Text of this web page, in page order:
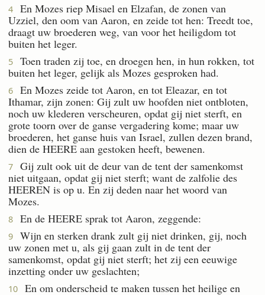
4
En Mozes riep Misael en Elzafan, de zonen van
Uzziel, den oom van Aaron, en zeide tot hen: Treedt toe,
draagt uw broederen weg, van voor het heiligdom tot
buiten het leger.
5
Toen traden zij toe, en droegen hen, in hun rokken, tot
buiten het leger, gelijk als Mozes gesproken had.
6
En Mozes zeide tot Aaron, en tot Eleazar, en tot
Ithamar, zijn zonen: Gij zult uw hoofden niet ontbloten,
noch uw klederen verscheuren, opdat gij niet sterft, en
grote toorn over de ganse vergadering kome; maar uw
broederen, het ganse huis van Israel, zullen dezen brand,
dien de HEERE aan gestoken heeft, bewenen.
7
Gij zult ook uit de deur van de tent der samenkomst
niet uitgaan, opdat gij niet sterft; want de zalfolie des
HEEREN is op u. En zij deden naar het woord van
Mozes.
8 En de HEERE sprak tot Aaron, zeggende:
9
Wijn en sterken drank zult gij niet drinken, gij, noch
uw zonen met u, als gij gaan zult in de tent der
samenkomst, opdat gij niet sterft; het zij een eeuwige
inzetting onder uw geslachten;
10
En om onderscheid te maken tussen het heilige en